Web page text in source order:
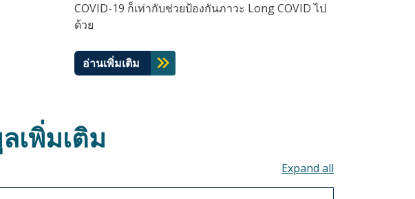
COVID-19 ก็เท่ากับช่วยป้องกันภาวะ Long COVID ไป
ด้วย
อ่านเพิ่มเติม
เพิ่มเติม